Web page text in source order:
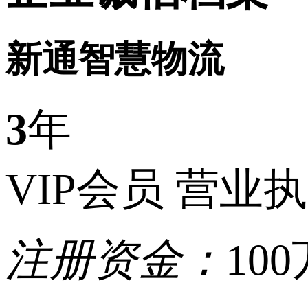
新通智慧物流
3年
VIP会员 营业
注册资金：